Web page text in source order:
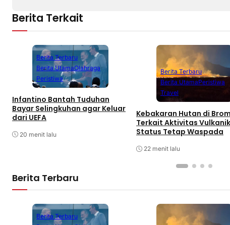
Berita Terkait
Berita Terbaru
Berita UtamaOlahraga
Peristiwa
Infantino Bantah Tuduhan
Bayar Selingkuhan agar Keluar
dari UEFA
20 menit lalu
Berita Terbaru
Berita UtamaPeristiwa
Travel
Kebakaran Hutan di
Terkait Aktivitas
Status Tetap Waspada
22 menit lalu
Berita Terbaru
Berita Terbaru